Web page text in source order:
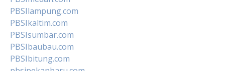
PBSIlampung.com
PBSIkaltim.com
PBSIsumbar.com
PBSIbaubau.com
PBSIbitung.com